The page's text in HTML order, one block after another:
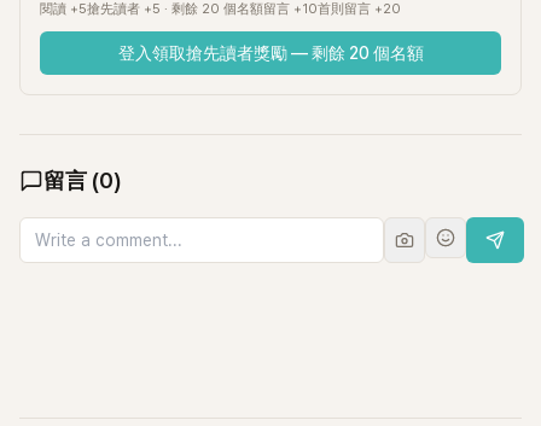
閱讀 +5搶先讀者 +5 · 剩餘 20 個名額留言 +10首則留言 +20
登入領取搶先讀者獎勵 — 剩餘 20 個名額
留言 (0)